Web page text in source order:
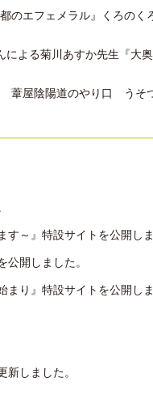
のエフェメラル』くろのく
による菊川あすか先生『大
葦屋陰陽道のやり口 うそ
メント戦「本の甲子園」
なら犬か猫』が紹介されま
スタンプラリー施策につい
招き猫 月夜にはねる白ウ
の洋食店 お見合い夫婦のお
洋食店 お見合い夫婦のおし
～』特設サイトを公開しま
開しました。
り』特設サイトを公開しま
しました。